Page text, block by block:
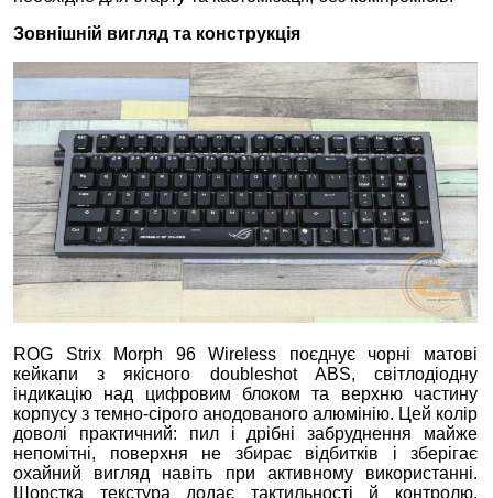
Зовнішній вигляд та конструкція
ROG Strix Morph 96 Wireless поєднує чорні матові
кейкапи з якісного doubleshot ABS, світлодіодну
індикацію над цифровим блоком та верхню частину
корпусу з темно‑сірого анодованого алюмінію. Цей колір
доволі практичний: пил і дрібні забруднення майже
непомітні, поверхня не збирає відбитків і зберігає
охайний вигляд навіть при активному використанні.
Шорстка текстура додає тактильності й контролю.